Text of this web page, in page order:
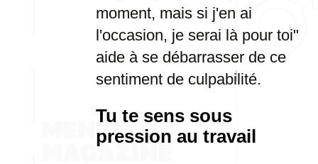
moment, mais si j'en ai
l'occasion, je serai là pour toi"
aide à se débarrasser de ce
sentiment de culpabilité.
Tu te sens sous
pression au travail